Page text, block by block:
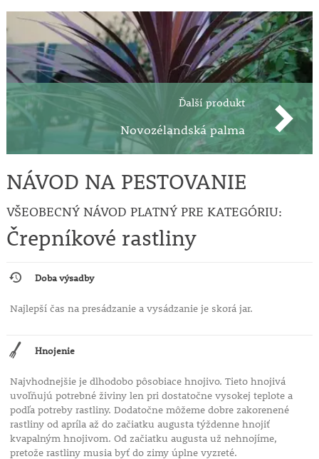
Ďalší produkt
Novozélandská palma
NÁVOD NA PESTOVANIE
VŠEOBECNÝ NÁVOD PLATNÝ PRE KATEGÓRIU:
Črepníkové rastliny
Doba výsadby
Najlepší čas na presádzanie a vysádzanie je skorá jar.
Hnojenie
Najvhodnejšie je dlhodobo pôsobiace hnojivo. Tieto hnojivá
uvoľňujú potrebné živiny len pri dostatočne vysokej teplote a
podľa potreby rastliny. Dodatočne môžeme dobre zakorenené
rastliny od apríla až do začiatku augusta týždenne hnojiť
kvapalným hnojivom. Od začiatku augusta už nehnojíme,
pretože rastliny musia byť do zimy úplne vyzreté.